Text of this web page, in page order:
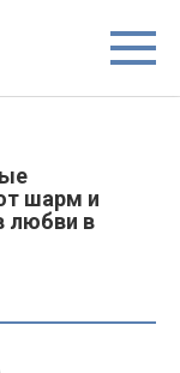
шарм и
любви в